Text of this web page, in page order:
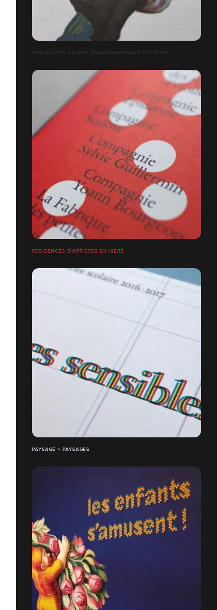
RÉSEAU DES MUSÉES DÉPARTEMENTAUX DE L’ISÈRE
RÉSIDENCES D’ARTISTES EN ISÈRE
PAYSAGE > PAYSAGES